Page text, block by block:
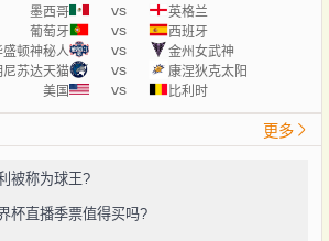
墨西哥 vs
英格兰
葡萄牙 vs
西班牙
盛顿神秘人 vs
金州女武神
尼苏达天猫 vs
康涅狄克太阳
美国 vs 比利时
更多
被称为球王?
杯直播季票值得买吗?